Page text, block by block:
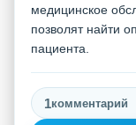
медицинское
позволят найти
пациента.
1комментарий